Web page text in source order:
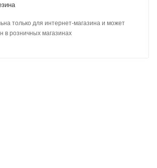
только для интернет-магазина и может
в розничных магазинах